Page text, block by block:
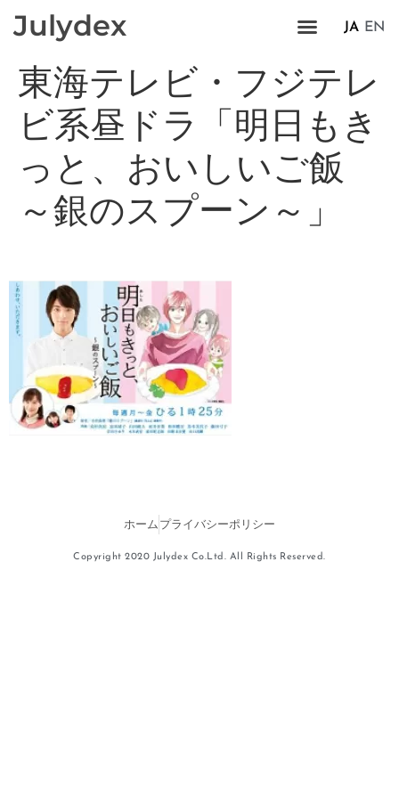
Julydex JA EN
東海テレビ・フジテレ
ビ系昼ドラ「明日もき
っと、おいしいご飯
～銀のスプーン～」
ホーム プライバシーポリシー
Copyright 2020 Julydex Co.Ltd. All Rights Reserved.